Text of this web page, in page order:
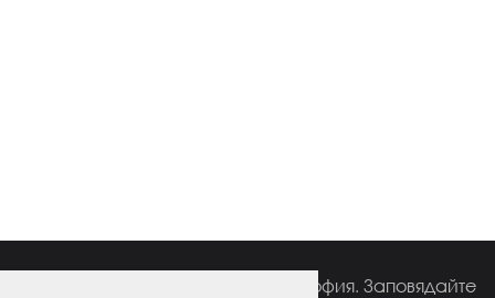
Автентичен турски ресторант в София. Заповядайте